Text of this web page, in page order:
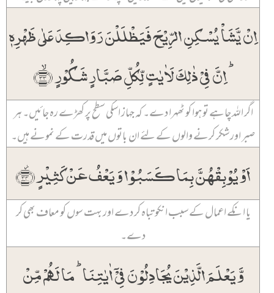
اِنۡ یَّشَاۡ یُسۡکِنِ الرِّیۡحَ فَیَظۡلَلۡنَ رَوَاکِدَ عَلٰی ظَہۡرِہٖ
ؕ اِنَّ فِیۡ ذٰلِکَ لَاٰیٰتٍ لِّکُلِّ صَبَّارٍ شَکُوۡرٍ ﴿ۙ۳۳﴾
اگر اللہ چاہے تو ہوا کو ٹھہرا دے۔ کہ جہاز اسکی سطح پر کھڑے رہ جائیں۔ ہر
صبر اور شکر کرنے والوں کے لئے ان باتوں میں قدرت کے نمونے ہیں۔
اَوۡ یُوۡبِقۡہُنَّ بِمَا کَسَبُوۡا وَ یَعۡفُ عَنۡ کَثِیۡرٍ ﴿۫۳۴﴾
یا انکے اعمال کے سبب انکو تباہ کر دے اور بہت سوں کو معاف بھی کر
دے۔
وَّ یَعۡلَمَ الَّذِیۡنَ یُجَادِلُوۡنَ فِیۡۤ اٰیٰتِنَا ؕ مَا لَہُمۡ مِّنۡ